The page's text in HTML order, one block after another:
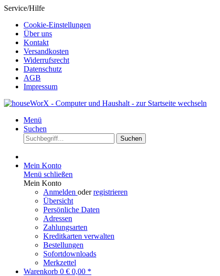
Service/Hilfe
Cookie-Einstellungen
Über uns
Kontakt
Versandkosten
Widerrufsrecht
Datenschutz
AGB
Impressum
Menü
Suchen
Suchen
Mein Konto
Menü schließen
Mein Konto
Anmelden oderregistrieren
Übersicht
Persönliche Daten
Adressen
Zahlungsarten
Kreditkarten verwalten
Bestellungen
Sofortdownloads
Merkzettel
Warenkorb 0 € 0,00 *